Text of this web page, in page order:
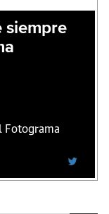
siempre
Fotograma